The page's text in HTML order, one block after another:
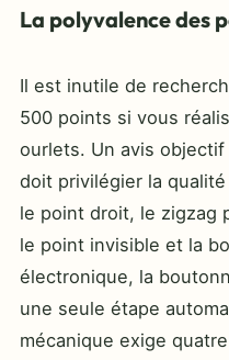
La polyvalence des
Il est inutile de
500 points si vous
ourlets. Un avis
doit privilégier la
le point droit, le zigzag
le point invisible et la
électronique, la
une seule étape
mécanique exige